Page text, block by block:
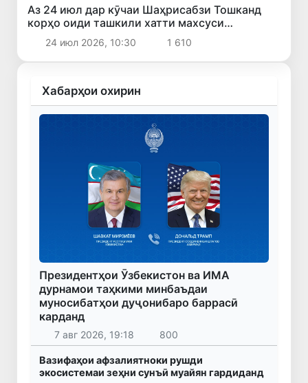
Аз 24 июл дар кӯчаи Шаҳрисабзи Тошканд
корҳо оиди ташкили хатти махсуси
автобусҳои босуръати BRT оғоз мешаванд
24 июл 2026, 10:30 1 610
Хабарҳои охирин
Президентҳои Ӯзбекистон ва ИМА
дурнамои таҳкими минбаъдаи
муносибатҳои дуҷонибаро баррасӣ
карданд
7 авг 2026, 19:18 800
Вазифаҳои афзалиятноки рушди
экосистемаи зеҳни сунъӣ муайян гардиданд